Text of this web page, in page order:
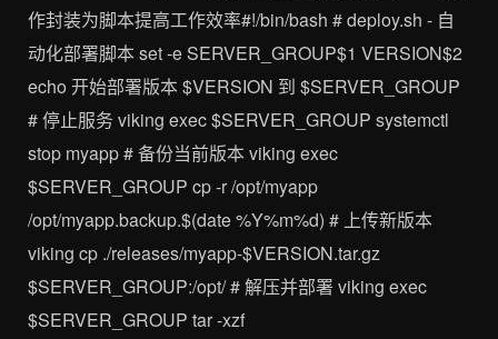
作封装为脚本提高工作效率#!/bin/bash # deploy.sh - 自
动化部署脚本 set -e SERVER_GROUP$1 VERSION$2
echo 开始部署版本 $VERSION 到 $SERVER_GROUP
# 停止服务 viking exec $SERVER_GROUP systemctl
stop myapp # 备份当前版本 viking exec
$SERVER_GROUP cp -r /opt/myapp
/opt/myapp.backup.$(date %Y%m%d) # 上传新版本
viking cp ./releases/myapp-$VERSION.tar.gz
$SERVER_GROUP:/opt/ # 解压并部署 viking exec
$SERVER_GROUP tar -xzf